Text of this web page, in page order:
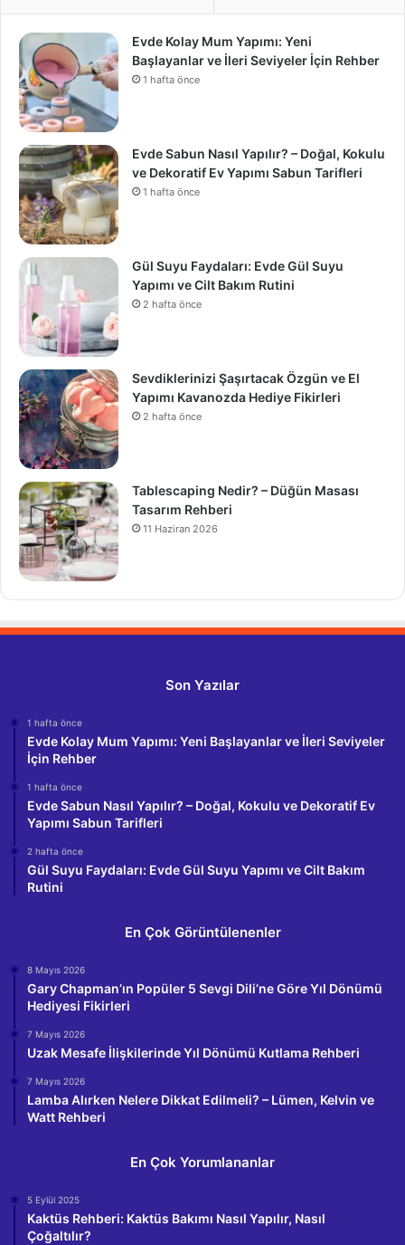
Evde Kolay Mum Yapımı: Yeni
Başlayanlar ve İleri Seviyeler İçin Rehber
1 hafta önce
Evde Sabun Nasıl Yapılır? – Doğal, Kokulu
ve Dekoratif Ev Yapımı Sabun Tarifleri
1 hafta önce
Gül Suyu Faydaları: Evde Gül Suyu
Yapımı ve Cilt Bakım Rutini
2 hafta önce
Sevdiklerinizi Şaşırtacak Özgün ve El
Yapımı Kavanozda Hediye Fikirleri
2 hafta önce
Tablescaping Nedir? – Düğün Masası
Tasarım Rehberi
11 Haziran 2026
Son Yazılar
1 hafta önce
Evde Kolay Mum Yapımı: Yeni Başlayanlar ve İleri Seviyeler
İçin Rehber
1 hafta önce
Evde Sabun Nasıl Yapılır? – Doğal, Kokulu ve Dekoratif Ev
Yapımı Sabun Tarifleri
2 hafta önce
Gül Suyu Faydaları: Evde Gül Suyu Yapımı ve Cilt Bakım
Rutini
En Çok Görüntülenenler
8 Mayıs 2026
Gary Chapman’ın Popüler 5 Sevgi Dili’ne Göre Yıl Dönümü
Hediyesi Fikirleri
7 Mayıs 2026
Uzak Mesafe İlişkilerinde Yıl Dönümü Kutlama Rehberi
7 Mayıs 2026
Lamba Alırken Nelere Dikkat Edilmeli? – Lümen, Kelvin ve
Watt Rehberi
En Çok Yorumlananlar
5 Eylül 2025
Kaktüs Rehberi: Kaktüs Bakımı Nasıl Yapılır, Nasıl
Çoğaltılır?